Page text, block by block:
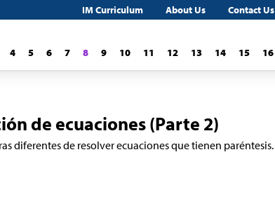
IM Curriculum About Us Contact Us
4 5 6 7 8 9 10 11 12 13 14 15 16
de ecuaciones (Parte 2)
diferentes de resolver ecuaciones que tienen paréntesis.